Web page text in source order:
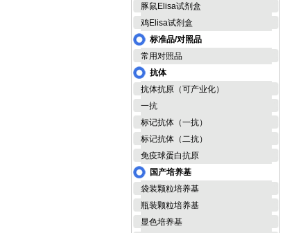
豚鼠Elisa试剂盒
鸡Elisa试剂盒
标准品/对照品
常用对照品
抗体
抗体抗原（可产业化）
一抗
标记抗体（一抗）
标记抗体（二抗）
免疫球蛋白抗原
国产培养基
袋装颗粒培养基
瓶装颗粒培养基
显色培养基